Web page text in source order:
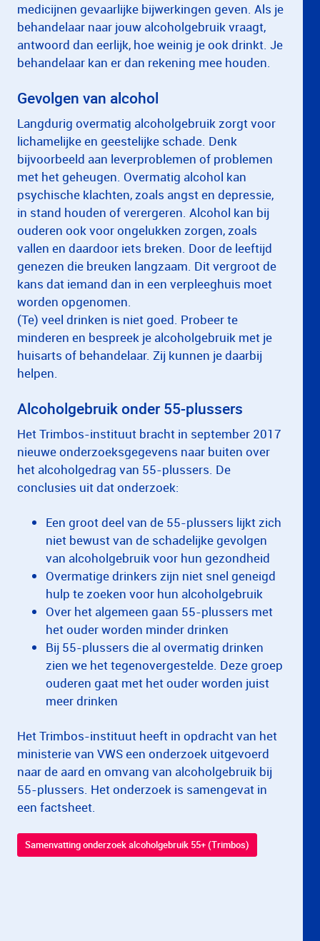
medicijnen gevaarlijke bijwerkingen geven. Als je
behandelaar naar jouw alcoholgebruik vraagt,
antwoord dan eerlijk, hoe weinig je ook drinkt. Je
behandelaar kan er dan rekening mee houden.
Gevolgen van alcohol
Langdurig overmatig alcoholgebruik zorgt voor
lichamelijke en geestelijke schade. Denk
bijvoorbeeld aan leverproblemen of problemen
met het geheugen. Overmatig alcohol kan
psychische klachten, zoals angst en depressie,
in stand houden of verergeren. Alcohol kan bij
ouderen ook voor ongelukken zorgen, zoals
vallen en daardoor iets breken. Door de leeftijd
genezen die breuken langzaam. Dit vergroot de
kans dat iemand dan in een verpleeghuis moet
worden opgenomen.
(Te) veel drinken is niet goed. Probeer te
minderen en bespreek je alcoholgebruik met je
huisarts of behandelaar. Zij kunnen je daarbij
helpen.
Alcoholgebruik onder 55-plussers
Het Trimbos-instituut bracht in september 2017
nieuwe onderzoeksgegevens naar buiten over
het alcoholgedrag van 55-plussers. De
conclusies uit dat onderzoek:
Een groot deel van de 55-plussers lijkt zich
niet bewust van de schadelijke gevolgen
van alcoholgebruik voor hun gezondheid
Overmatige drinkers zijn niet snel geneigd
hulp te zoeken voor hun alcoholgebruik
Over het algemeen gaan 55-plussers met
het ouder worden minder drinken
Bij 55-plussers die al overmatig drinken
zien we het tegenovergestelde. Deze groep
ouderen gaat met het ouder worden juist
meer drinken
Het Trimbos-instituut heeft in opdracht van het
ministerie van VWS een onderzoek uitgevoerd
naar de aard en omvang van alcoholgebruik bij
55-plussers. Het onderzoek is samengevat in
een factsheet.
Samenvatting onderzoek alcoholgebruik 55+ (Trimbos)